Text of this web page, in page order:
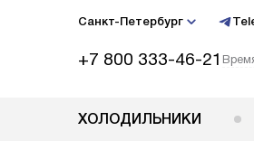
Санкт-Петербург
+7 800 333-46-21
ХОЛОДИЛЬНИКИ